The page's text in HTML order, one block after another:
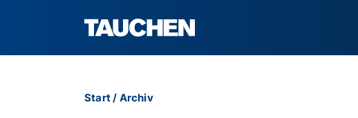
Start/ Archiv